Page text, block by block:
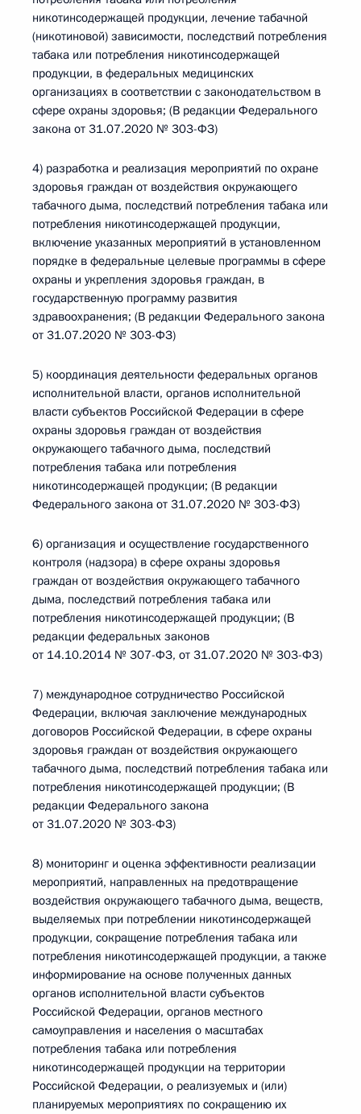
никотинсодержащей продукции, лечение табачной
(никотиновой) зависимости, последствий потребления
табака или потребления никотинсодержащей
продукции, в федеральных медицинских
организациях в соответствии с законодательством в
сфере охраны здоровья; (В редакции Федерального
закона от 31.07.2020 № 303-ФЗ)
4) разработка и реализация мероприятий по охране
здоровья граждан от воздействия окружающего
табачного дыма, последствий потребления табака или
потребления никотинсодержащей продукции,
включение указанных мероприятий в установленном
порядке в федеральные целевые программы в сфере
охраны и укрепления здоровья граждан, в
государственную программу развития
здравоохранения; (В редакции Федерального закона
от 31.07.2020 № 303-ФЗ)
5) координация деятельности федеральных органов
исполнительной власти, органов исполнительной
власти субъектов Российской Федерации в сфере
охраны здоровья граждан от воздействия
окружающего табачного дыма, последствий
потребления табака или потребления
никотинсодержащей продукции; (В редакции
Федерального закона от 31.07.2020 № 303-ФЗ)
6) организация и осуществление государственного
контроля (надзора) в сфере охраны здоровья
граждан от воздействия окружающего табачного
дыма, последствий потребления табака или
потребления никотинсодержащей продукции; (В
редакции федеральных законов
от 14.10.2014 № 307-ФЗ, от 31.07.2020 № 303-ФЗ)
7) международное сотрудничество Российской
Федерации, включая заключение международных
договоров Российской Федерации, в сфере охраны
здоровья граждан от воздействия окружающего
табачного дыма, последствий потребления табака или
потребления никотинсодержащей продукции; (В
редакции Федерального закона
от 31.07.2020 № 303-ФЗ)
8) мониторинг и оценка эффективности реализации
мероприятий, направленных на предотвращение
воздействия окружающего табачного дыма, веществ,
выделяемых при потреблении никотинсодержащей
продукции, сокращение потребления табака или
потребления никотинсодержащей продукции, а также
информирование на основе полученных данных
органов исполнительной власти субъектов
Российской Федерации, органов местного
самоуправления и населения о масштабах
потребления табака или потребления
никотинсодержащей продукции на территории
Российской Федерации, о реализуемых и (или)
планируемых мероприятиях по сокращению их